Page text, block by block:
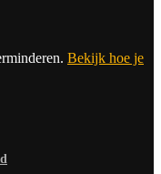
Bekijk hoe je